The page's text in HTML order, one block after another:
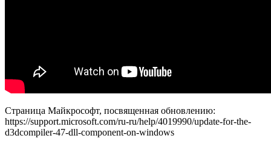
Страница Майкрософт, посвященная обновлению:
https://support.microsoft.com/ru-ru/help/4019990/update-for-the-
d3dcompiler-47-dll-component-on-windows